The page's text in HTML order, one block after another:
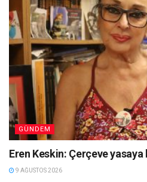
GÜNDEM
Eren Keskin: Çerçeve yasaya
9 AĞUSTOS 2026